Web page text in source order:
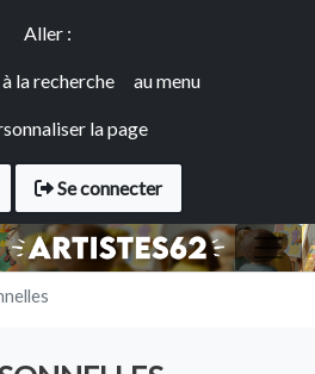
Aller :
à la recherche au menu
la page
Se connecter